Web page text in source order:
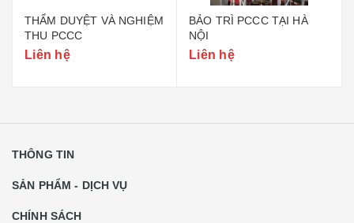
THẨM DUYỆT VÀ NGHIỆM
THU PCCC
Liên hệ
BẢO TRÌ PCCC TẠI HÀ
NỘI
Liên hệ
THÔNG TIN
SẢN PHẨM - DỊCH VỤ
CHÍNH SÁCH